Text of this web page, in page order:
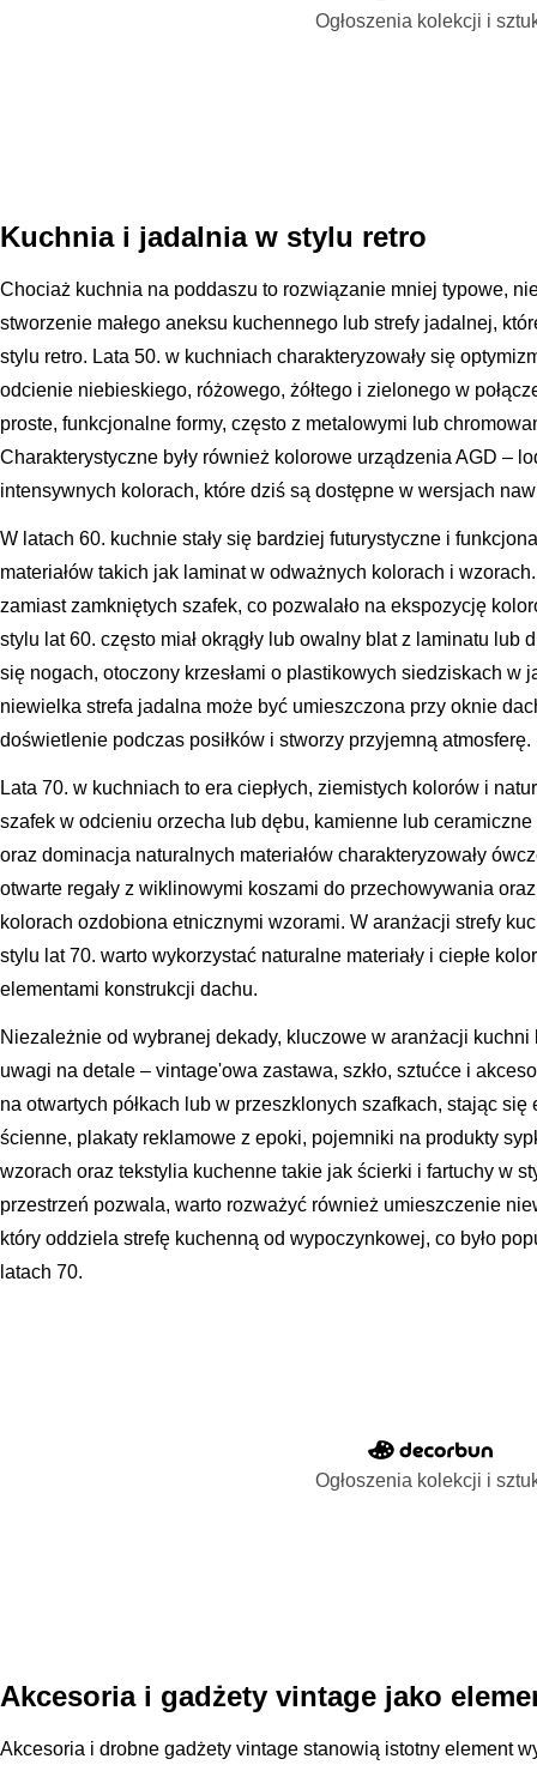
Ogłoszenia kolekcji i
Kuchnia i jadalnia w stylu retro
Chociaż kuchnia na poddaszu to rozwiązanie mniej typowe,
stworzenie małego aneksu kuchennego lub strefy jadalnej,
stylu retro. Lata 50. w kuchniach charakteryzowały się
odcienie niebieskiego, różowego, żółtego i zielonego w
proste, funkcjonalne formy, często z metalowymi lub
Charakterystyczne były również kolorowe urządzenia AGD –
intensywnych kolorach, które dziś są dostępne w wersjach
W latach 60. kuchnie stały się bardziej futurystyczne i
materiałów takich jak laminat w odważnych kolorach i
zamiast zamkniętych szafek, co pozwalało na ekspozycję
stylu lat 60. często miał okrągły lub owalny blat z laminatu lub
się nogach, otoczony krzesłami o plastikowych siedziskach w
niewielka strefa jadalna może być umieszczona przy oknie
doświetlenie podczas posiłków i stworzy przyjemną atmosferę.
Lata 70. w kuchniach to era ciepłych, ziemistych kolorów i
szafek w odcieniu orzecha lub dębu, kamienne lub
oraz dominacja naturalnych materiałów charakteryzowały
otwarte regały z wiklinowymi koszami do przechowywania
kolorach ozdobiona etnicznymi wzorami. W aranżacji strefy
stylu lat 70. warto wykorzystać naturalne materiały i ciepłe
elementami konstrukcji dachu.
Niezależnie od wybranej dekady, kluczowe w aranżacji
uwagi na detale – vintage'owa zastawa, szkło, sztućce i
na otwartych półkach lub w przeszklonych szafkach, stając
ścienne, plakaty reklamowe z epoki, pojemniki na produkty
wzorach oraz tekstylia kuchenne takie jak ścierki i fartuchy w
przestrzeń pozwala, warto rozważyć również umieszczenie
który oddziela strefę kuchenną od wypoczynkowej, co było
latach 70.
Ogłoszenia kolekcji i
Akcesoria i gadżety vintage jako
Akcesoria i drobne gadżety vintage stanowią istotny element